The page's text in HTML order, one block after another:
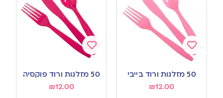
Add
to
50 מזלגות ורוד בייבי
₪12.00
Add
to50 מזלגות ורוד פוקסיה
₪12.00